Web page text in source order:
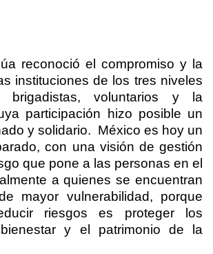
reconoció el compromiso y la
instituciones de los tres niveles
brigadistas, voluntarios y la
participación hizo posible un
y solidario. México es hoy un
con una visión de gestión
que pone a las personas en el
a quienes se encuentran
mayor vulnerabilidad, porque
riesgos es proteger los
y el patrimonio de la